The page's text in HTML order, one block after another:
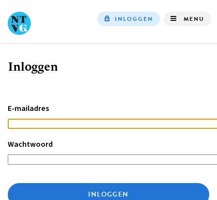
INLOGGEN MENU
Kruimelpad
Inloggen
E-mailadres
Wachtwoord
INLOGGEN